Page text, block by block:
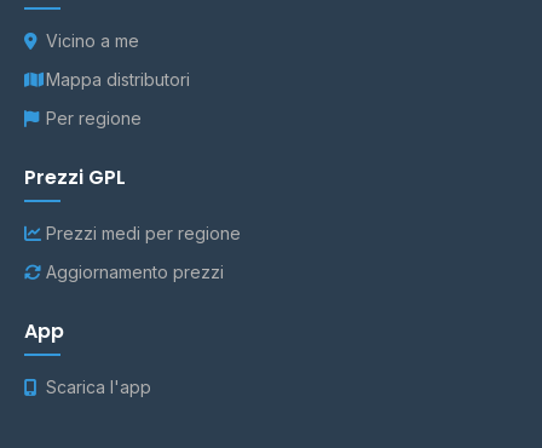
Vicino a me
Mappa distributori
Per regione
Prezzi GPL
Prezzi medi per regione
Aggiornamento prezzi
App
Scarica l'app